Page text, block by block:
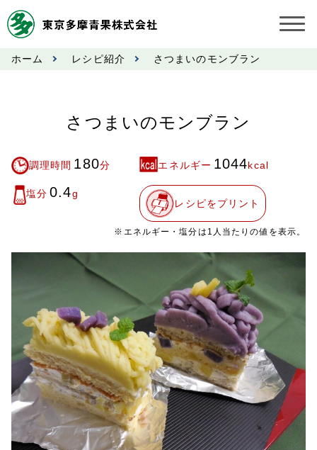
お知らせ
市況情報
奨励金受託手数料
会社案内
多摩青果便り
採用情報
アクセス
ホーム レシピ紹介 さつまいのモンブラン
さつまいのモンブラン
調理時間 180分 エネルギー 1044kcal
塩分 0.4g
レシピをプリント
※エネルギー・塩分は1人当たりの値を表示。